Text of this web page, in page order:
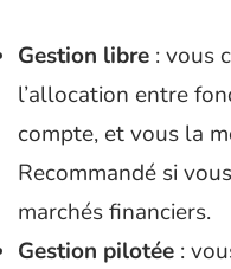
Gestion libre : vous
l’allocation entre
compte, et vous la
Recommandé si
marchés financiers.
Gestion pilotée :